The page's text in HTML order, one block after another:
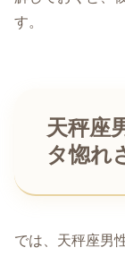
す。
天秤座
タ惚れ
では、天秤座男